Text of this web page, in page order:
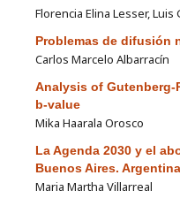
Florencia Elina Lesser,
Problemas de difusión
Carlos Marcelo Albarracín
Analysis of Gutenberg-
b-value
Mika Haarala Orosco
La Agenda 2030 y el
Buenos Aires. Argentina
Maria Martha Villarreal